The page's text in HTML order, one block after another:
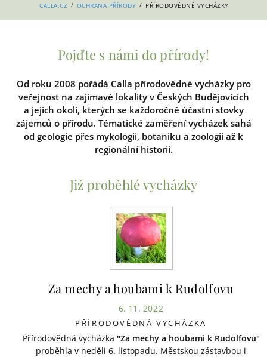
CALLA.CZ / OCHRANA PŘÍRODY / PŘÍRODOVĚDNÉ VYCHÁZKY
Pojďte s námi do přírody!
Od roku 2008 pořádá Calla přírodovědné vycházky pro
veřejnost na zajímavé lokality v Českých Budějovicích
a jejich okolí, kterých se každoročně účastní stovky
zájemců o přírodu. Tématické zaměření vycházek sahá
od geologie přes mykologii, botaniku a zoologii až k
regionální historii.
Již proběhlé vycházky
Za mechy a houbami k Rudolfovu
6. 11. 2022
PŘÍRODOVĚDNÁ VYCHÁZKA
Přírodovědná vycházka "Za mechy a houbami k Rudolfovu"
proběhla v neděli 6. listopadu. Městskou zástavbou i